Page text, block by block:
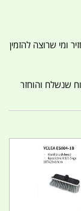
ומי שרוצה להזמין
שנשלח והוחזר